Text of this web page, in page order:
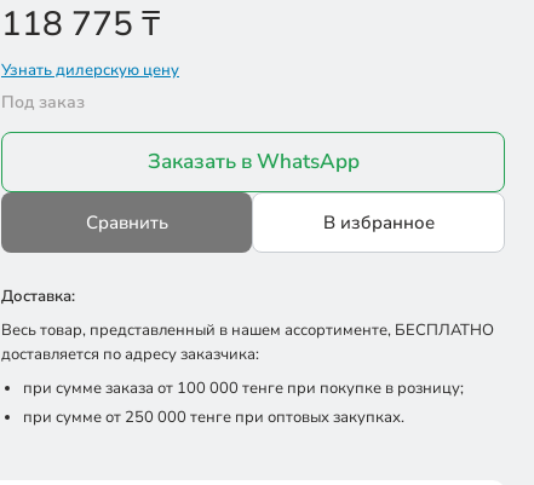
118 775 ₸
Узнать дилерскую цену
Под заказ
Заказать в WhatsApp
Сравнить В избранное
Доставка:
Весь товар, представленный в нашем ассортименте, БЕСПЛАТНО
доставляется по адресу заказчика:
при сумме заказа от 100 000 тенге при покупке в розницу;
при сумме от 250 000 тенге при оптовых закупках.